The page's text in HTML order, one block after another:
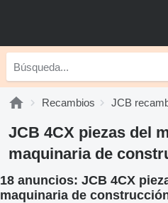
Recambios JCB
JCB 4CX piezas del
maquinaria de
18 anuncios: JCB 4CX
maquinaria de